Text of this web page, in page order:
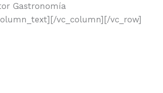
Gastronomía
vc_column][/vc_row]